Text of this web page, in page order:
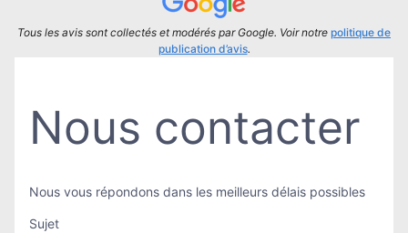
Tous les avis sont collectés et modérés par Google. Voir notre politique de
publication d’avis.
Nous contacter
Nous vous répondons dans les meilleurs délais possibles
Sujet